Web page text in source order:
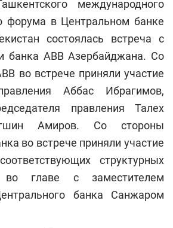
международного
форума в Центральном банке
состоялась встреча с
банка АВВ Азербайджана. Со
во встрече приняли участие
Аббас Ибрагимов,
правления Талех
Амиров. Со стороны
во встрече приняли участие
структурных
во главе с заместителем
банка Санжаром